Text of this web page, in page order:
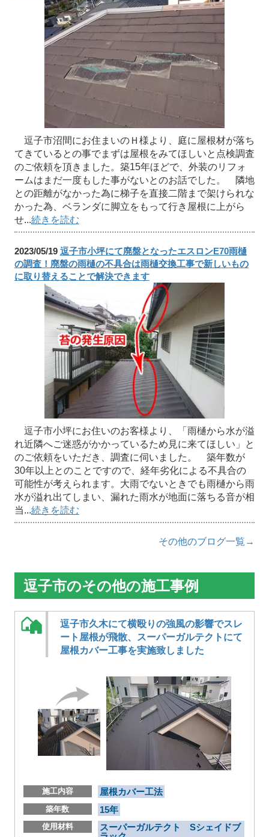
逗子市沼間にお住まいのＨ様より、庭に屋根材が落ち
てきているとの事でまずは屋根をみてほしいと点検調査
のご依頼を頂きました。築15年ほどで、外装のリフォ
ームはまだ一度もした事がないとのお話でした。 隣地
との距離がなかった為に梯子を直接二階まで架けられな
かった為、ベランダに脚立をもって行き屋根に上がら
せ...続きを読む
2023/05/19 逗子市小坪にて廃盤となったエスロンE70雨樋
の調査！廃盤の雨樋の不具合は雨樋交換工事で新しいもの
に取り替えることで解決できます
逗子市小坪にお住いのお客様より、「雨樋から水が溢
れ近隣へご迷惑がかかっているため見に来てほしい」と
のご依頼をいただき、調査に伺いました。 築年数が
30年以上とのことですので、経年劣化による不具合の
可能性が考えられます。大雨でないときでも雨樋から雨
水が溢れ出てしまい、漏れた雨水が地面に落ちる音が相
当...続きを読む
その他のブログ一覧→
逗子市のその他の施工事例
逗子市久木にて横殴りの強風の影響でスレ
ート屋根が飛散、スーパーガルテクトにて
屋根カバー工事を実施致しました
施工内容 屋根カバー工法
築年数 15年
使用材料
スーパーガルテクト Sシェイドブ